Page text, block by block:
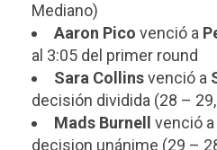
Mediano)
Aaron Pico venció a
al 3:05 del primer round
Sara Collinsvenció a
decisión dividida (28 –
Mads Burnell venció a
decision unánime (29 –